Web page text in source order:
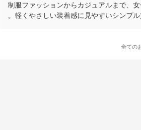
制服ファッションからカジュアルまで、
。軽くやさしい装着感に見やすいシンプ
全ての